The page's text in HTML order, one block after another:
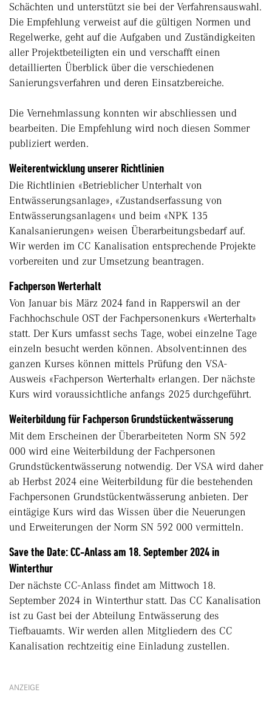
Schächten und unterstützt sie bei der Verfahrensauswahl.
Die Empfehlung verweist auf die gültigen Normen und
Regelwerke, geht auf die Aufgaben und Zuständigkeiten
aller Projektbeteiligten ein und verschafft einen
detaillierten Überblick über die verschiedenen
Sanierungsverfahren und deren Einsatzbereiche.
Die Vernehmlassung konnten wir abschliessen und
bearbeiten. Die Empfehlung wird noch diesen Sommer
publiziert werden.
Weiterentwicklung unserer Richtlinien
Die Richtlinien «Betrieblicher Unterhalt von
Entwässerungsanlage», «Zustandserfassung von
Entwässerungsanlagen« und beim «NPK 135
Kanalsanierungen» weisen Überarbeitungsbedarf auf.
Wir werden im CC Kanalisation entsprechende Projekte
vorbereiten und zur Umsetzung beantragen.
Fachperson Werterhalt
Von Januar bis März 2024 fand in Rapperswil an der
Fachhochschule OST der Fachpersonenkurs «Werterhalt»
statt. Der Kurs umfasst sechs Tage, wobei einzelne Tage
einzeln besucht werden können. Absolvent:innen des
ganzen Kurses können mittels Prüfung den VSA-
Ausweis «Fachperson Werterhalt» erlangen. Der nächste
Kurs wird voraussichtliche anfangs 2025 durchgeführt.
Weiterbildung für Fachperson Grundstückentwässerung
Mit dem Erscheinen der Überarbeiteten Norm SN 592
000 wird eine Weiterbildung der Fachpersonen
Grundstückentwässerung notwendig. Der VSA wird daher
ab Herbst 2024 eine Weiterbildung für die bestehenden
Fachpersonen Grundstückentwässerung anbieten. Der
eintägige Kurs wird das Wissen über die Neuerungen
und Erweiterungen der Norm SN 592 000 vermitteln.
Save the Date: CC-Anlass am 18. September 2024 in
Winterthur
Der nächste CC-Anlass findet am Mittwoch 18.
September 2024 in Winterthur statt. Das CC Kanalisation
ist zu Gast bei der Abteilung Entwässerung des
Tiefbauamts. Wir werden allen Mitgliedern des CC
Kanalisation rechtzeitig eine Einladung zustellen.
ANZEIGE